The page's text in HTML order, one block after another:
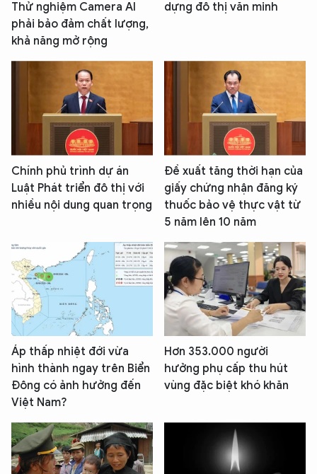
Thử nghiệm Camera AI
phải bảo đảm chất lượng,
khả năng mở rộng
dựng đô thị văn minh
Chính phủ trình dự án
Luật Phát triển đô thị với
nhiều nội dung quan trọng
Đề xuất tăng thời hạn của
giấy chứng nhận đăng ký
thuốc bảo vệ thực vật từ
5 năm lên 10 năm
Áp thấp nhiệt đới vừa
hình thành ngay trên Biển
Đông có ảnh hưởng đến
Việt Nam?
Hơn 353.000 người
hưởng phụ cấp thu hút
vùng đặc biệt khó khăn